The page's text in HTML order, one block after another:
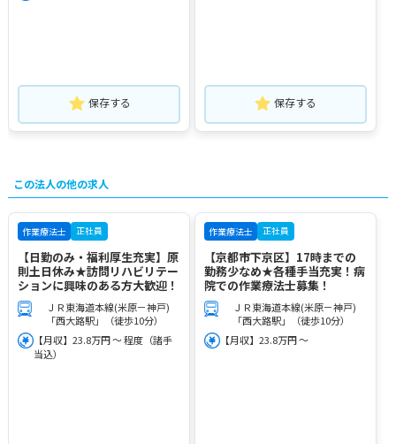
保存する 保存する
この法人の他の求人
作業療法士 正社員
【日勤のみ・福利厚生充実】原
則土日休み★訪問リハビリテー
ションに興味のある方大歓迎！
ＪＲ東海道本線(米原－神戸)
「西大路駅」（徒歩10分）
【月収】23.8万円 ～ 程度（諸手
当込）
作業療法士 正社員
【京都市下京区】17時までの
勤務少なめ★各種手当充実！病
院での作業療法士募集！
ＪＲ東海道本線(米原－神戸)
「西大路駅」（徒歩10分）
【月収】23.8万円 ～